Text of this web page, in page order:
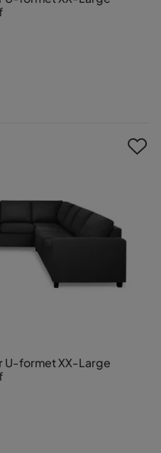
U-formet XX-Large